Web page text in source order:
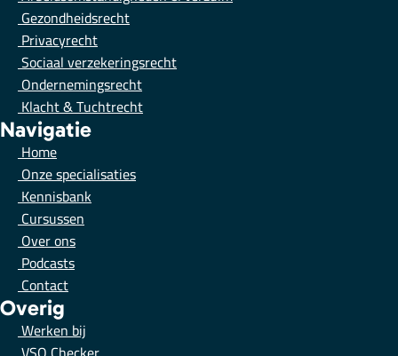
Gezondheidsrecht
Privacyrecht
Sociaal verzekeringsrecht
Ondernemingsrecht
Klacht & Tuchtrecht
Navigatie
Home
Onze specialisaties
Kennisbank
Cursussen
Over ons
Podcasts
Contact
Overig
Werken bij